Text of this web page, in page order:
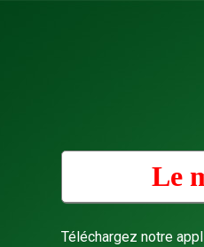
Le
Téléchargez notre